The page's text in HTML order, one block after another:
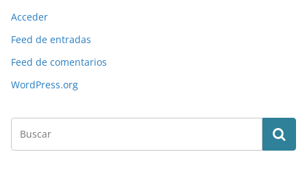
Acceder
Feed de entradas
Feed de comentarios
WordPress.org